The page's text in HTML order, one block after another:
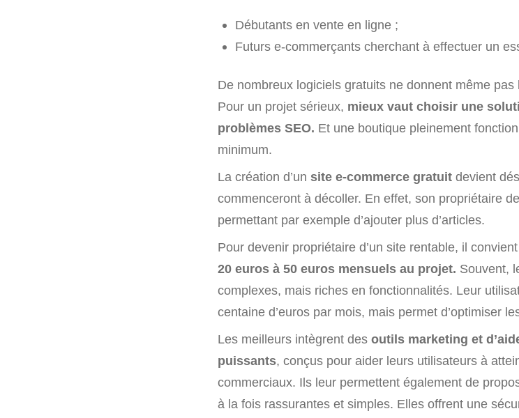
Débutants en vente en ligne ;
Futurs e-commerçants cherchant à effectuer un
De nombreux logiciels gratuits ne donnent même
Pour un projet sérieux, mieux vaut choisir une
problèmes SEO. Et une boutique pleinement
minimum.
La création d’un site e-commerce gratuit devient
commenceront à décoller. En effet, son propriétaire
permettant par exemple d’ajouter plus d’articles.
Pour devenir propriétaire d’un site rentable, il
20 euros à 50 euros mensuels au projet. Souvent,
complexes, mais riches en fonctionnalités. Leur
centaine d’euros par mois, mais permet d’optimiser
Les meilleurs intègrent des outils marketing et
puissants, conçus pour aider leurs utilisateurs à
commerciaux. Ils leur permettent également de
à la fois rassurantes et simples. Elles offrent une